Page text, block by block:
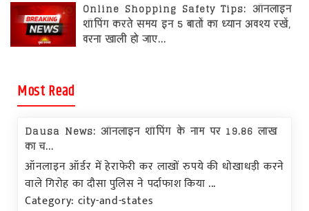
Online Shopping Safety Tips: ऑनलाइन
शॉपिंग करते समय इन 5 बातों का ध्यान अवश्य रखें,
वरना खाली हो जाए...
Most Read
Dausa News: ऑनलाइन शॉपिंग के नाम पर 19.86 लाख
का च...
ऑनलाइन ऑर्डर में हेराफेरी कर लाखों रुपये की धोखाधड़ी करने
वाले गिरोह का दौसा पुलिस ने पर्दाफाश किया ...
Category: city-and-states